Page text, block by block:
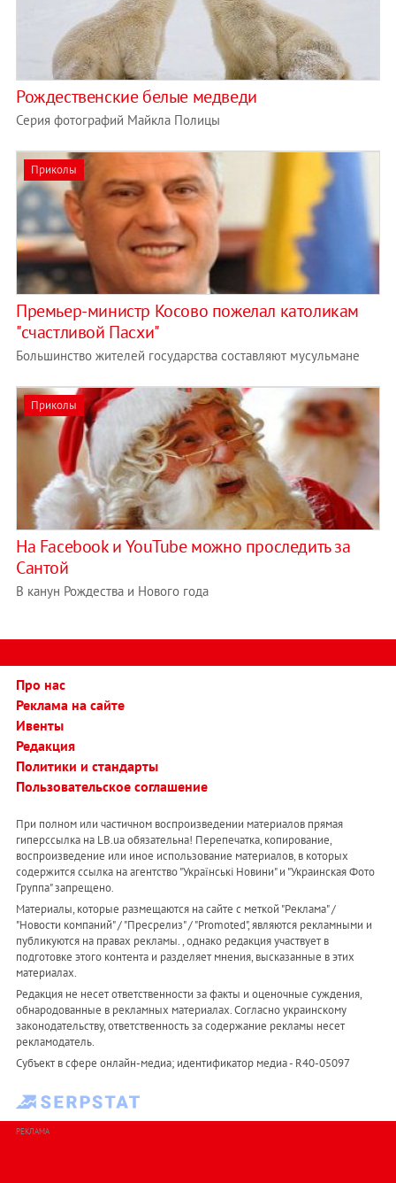
Рождественские белые медведи
Серия фотографий Майкла Полицы
Приколы
Премьер-министр Косово пожелал католикам
"счастливой Пасхи"
Большинство жителей государства составляют мусульмане
Приколы
На Facebook и YouTube можно проследить за
Сантой
В канун Рождества и Нового года
Про нас
Реклама на сайте
Ивенты
Редакция
Политики и стандарты
Пользовательское соглашение
При полном или частичном воспроизведении материалов прямая
гиперссылка на LB.ua обязательна! Перепечатка, копирование,
воспроизведение или иное использование материалов, в которых
содержится ссылка на агентство "Українськi Новини" и "Украинская Фото
Группа" запрещено.
Материалы, которые размещаются на сайте с меткой "Реклама" /
"Новости компаний" / "Пресрелиз" / "Promoted", являются рекламными и
публикуются на правах рекламы. , однако редакция участвует в
подготовке этого контента и разделяет мнения, высказанные в этих
материалах.
Редакция не несет ответственности за факты и оценочные суждения,
обнародованные в рекламных материалах. Согласно украинскому
законодательству, ответственность за содержание рекламы несет
рекламодатель.
Субъект в сфере онлайн-медиа; идентификатор медиа - R40-05097
РЕКЛАМА